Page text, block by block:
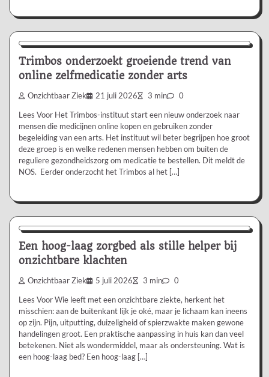
Nieuws/Informatie
Trimbos onderzoekt groeiende trend van
online zelfmedicatie zonder arts
Onzichtbaar Ziek 21 juli 2026 3 min 0
Lees Voor Het Trimbos-instituut start een nieuw onderzoek naar
mensen die medicijnen online kopen en gebruiken zonder
begeleiding van een arts. Het instituut wil beter begrijpen hoe groot
deze groep is en welke redenen mensen hebben om buiten de
reguliere gezondheidszorg om medicatie te bestellen. Dit meldt de
NOS. Eerder onderzocht het Trimbos al het […]
Aanbevolen
Een hoog-laag zorgbed als stille helper bij
onzichtbare klachten
Onzichtbaar Ziek 5 juli 2026 3 min 0
Lees Voor Wie leeft met een onzichtbare ziekte, herkent het
misschien: aan de buitenkant lijk je oké, maar je lichaam kan ineens
op zijn. Pijn, uitputting, duizeligheid of spierzwakte maken gewone
handelingen groot. Een praktische aanpassing in huis kan dan veel
betekenen. Niet als wondermiddel, maar als ondersteuning. Wat is
een hoog-laag bed? Een hoog-laag […]